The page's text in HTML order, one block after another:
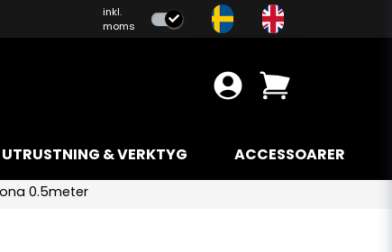
inkl.
moms
UTRUSTNING & VERKTYG ACCESSOARER
0.5meter